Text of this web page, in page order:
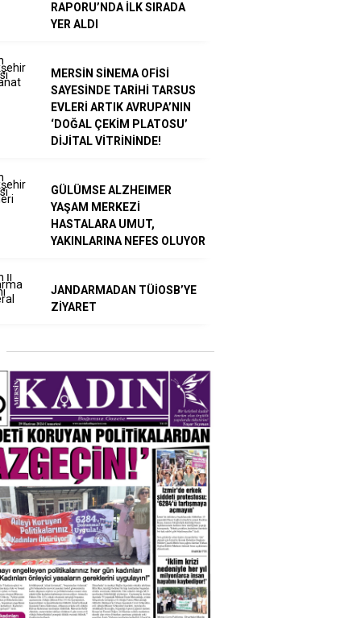
RAPORU’NDA İLK SIRADA
YER ALDI
MERSİN SİNEMA OFİSİ
SAYESİNDE TARİHİ TARSUS
EVLERİ ARTIK AVRUPA’NIN
‘DOĞAL ÇEKİM PLATOSU’
DİJİTAL VİTRİNİNDE!
GÜLÜMSE ALZHEIMER
YAŞAM MERKEZİ
HASTALARA UMUT,
YAKINLARINA NEFES OLUYOR
JANDARMADAN TÜİOSB’YE
ZİYARET